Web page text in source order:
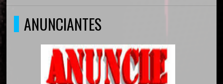
ANUNCIANTES